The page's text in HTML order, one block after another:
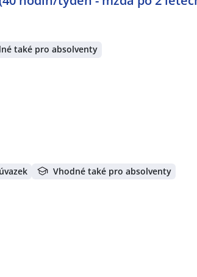
také pro absolventy
Vhodné také pro absolventy